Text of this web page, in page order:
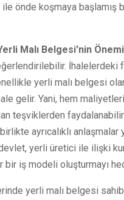
önde koşmaya başlamış
Malı Belgesi'nin Önemi
İhalelerdeki
yerli malı belgesi
gelir. Yani, hem
teşviklerden
ayrıcalıklı anlaşmalar
yerli üretici ile ilişki
bir iş modeli oluşturmayı
yerli malı belgesi